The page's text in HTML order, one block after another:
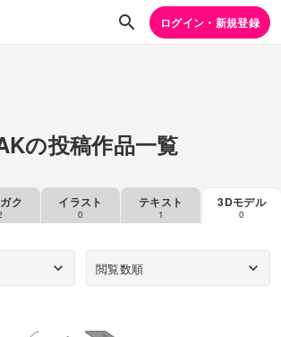
ログイン・新規登録
の投稿作品一覧
ク イラスト
0
テキスト
1
3Dモデル
0
閲覧数順